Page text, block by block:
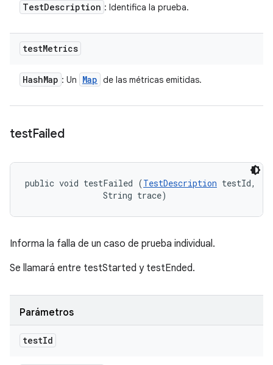
TestDescription : Identifica la prueba.
testMetrics
HashMap : Un Map de las métricas emitidas.
testFailed
public void testFailed (TestDescription testId,
                String trace)
Informa la falla de un caso de prueba individual.
Se llamará entre testStarted y testEnded.
Parámetros
testId